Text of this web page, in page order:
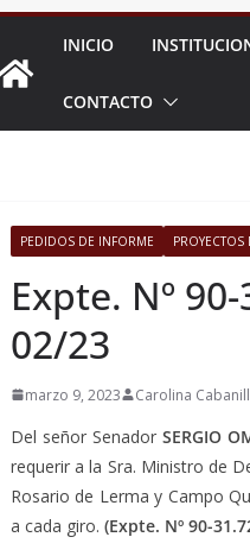
INICIO
CONTACTO
PEDIDOS DE INFORME
Expte. Nº
02/23
marzo 9, 2023 Carolina
Del señor Senador SERGIO
requerir a la Sra. Ministro de
Rosario de Lerma y Campo
a cada giro. (Expte. Nº 90-